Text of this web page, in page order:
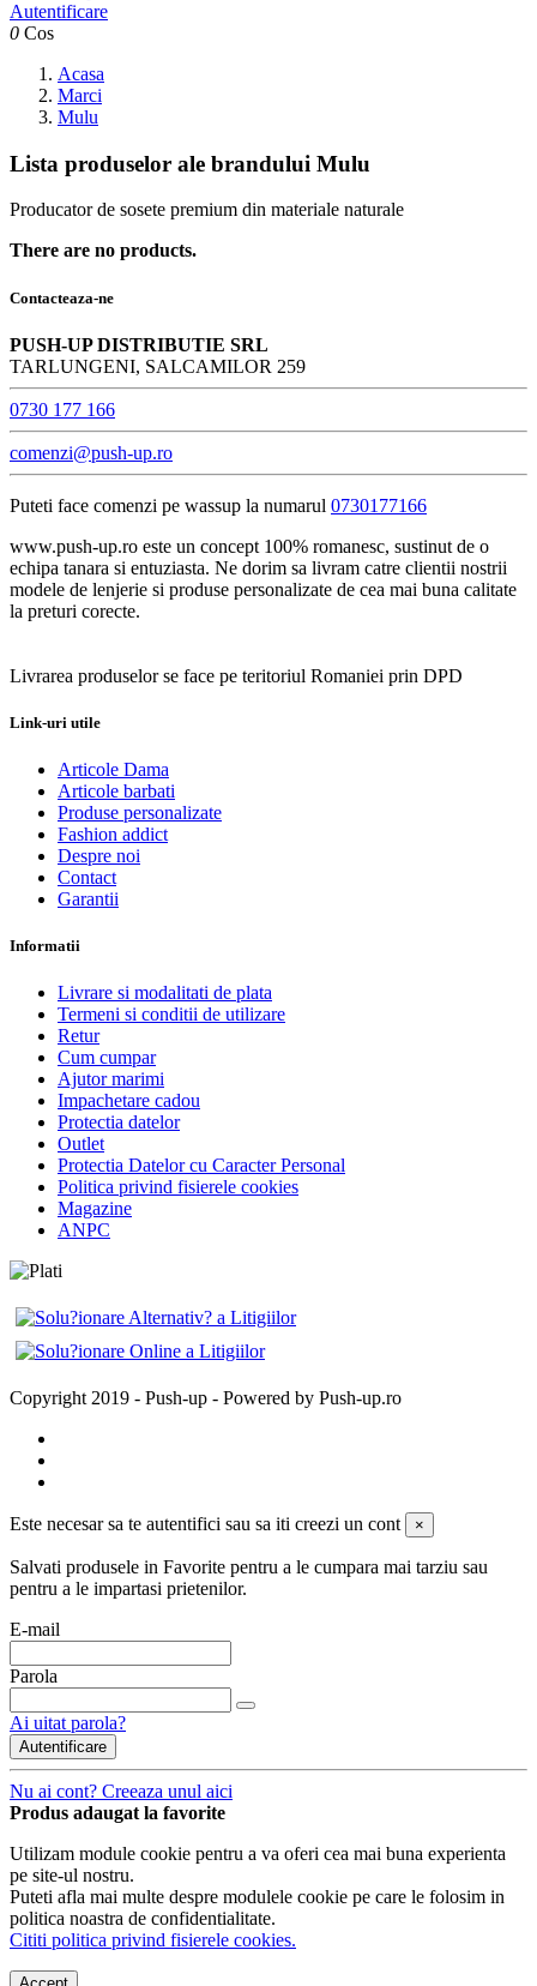
Autentificare
0 Cos
Acasa
Marci
Mulu
Lista produselor ale brandului Mulu
Producator de sosete premium din materiale naturale
There are no products.
Contacteaza-ne
PUSH-UP DISTRIBUTIE SRL
TARLUNGENI, SALCAMILOR 259
0730 177 166
comenzi@push-up.ro
Puteti face comenzi pe wassup la numarul 0730177166
www.push-up.ro este un concept 100% romanesc, sustinut de o
echipa tanara si entuziasta. Ne dorim sa livram catre clientii nostrii
modele de lenjerie si produse personalizate de cea mai buna calitate
la preturi corecte.
Livrarea produselor se face pe teritoriul Romaniei prin DPD
Link-uri utile
Articole Dama
Articole barbati
Produse personalizate
Fashion addict
Despre noi
Contact
Garantii
Informatii
Livrare si modalitati de plata
Termeni si conditii de utilizare
Retur
Cum cumpar
Ajutor marimi
Impachetare cadou
Protectia datelor
Outlet
Protectia Datelor cu Caracter Personal
Politica privind fisierele cookies
Magazine
ANPC
Copyright 2019 - Push-up - Powered by Push-up.ro
Este necesar sa te autentifici sau sa iti creezi un cont ×
Salvati produsele in Favorite pentru a le cumpara mai tarziu sau
pentru a le impartasi prietenilor.
E-mail
Parola
Ai uitat parola?
Autentificare
Nu ai cont? Creeaza unul aici
Produs adaugat la favorite
Utilizam module cookie pentru a va oferi cea mai buna experienta
pe site-ul nostru.
Puteti afla mai multe despre modulele cookie pe care le folosim in
politica noastra de confidentialitate.
Cititi politica privind fisierele cookies.